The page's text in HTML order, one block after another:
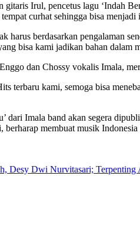
Irul, pencetus lagu ‘Indah
curhat sehingga bisa menjadi
harus berdasarkan pengalaman
bisa kami jadikan bahan dalam
dan Chossy vokalis Imala,
terbaru kami, semoga bisa
dari Imala band akan segera
berharap membuat musik
Desy Dwi Nurvitasari; Terpenting